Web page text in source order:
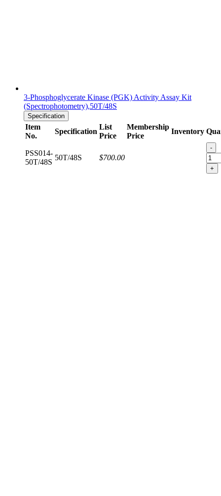
3-Phosphoglycerate Kinase (PGK) Activity Assay Kit
(Spectrophotometry),50T/48S
Specification
Item
No.
Specification
List
Price
Membership
Price
Inventory
PSS014-
50T/48S
50T/48S $700.00
-
+